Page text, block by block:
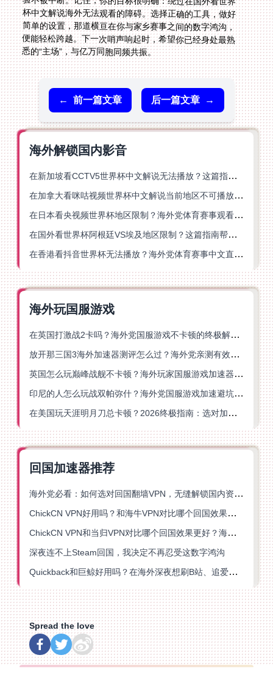
悉的“主场”，与亿万同胞同频共振。
← 前一篇文章 后一篇文章 →
海外解锁国内影音
在新加坡看CCTV5世界杯中文解说无法播放？这篇指南帮你解锁海外体育直播自由
在加拿大看咪咕视频世界杯中文解说当前地区不可播放？这篇指南帮你一键解决
在日本看央视频世界杯地区限制？海外党体育赛事观看终极指南
在国外看世界杯阿根廷VS埃及地区限制？这篇指南帮你搞定中文直播+解说
在香港看抖音世界杯无法播放？海外党体育赛事中文直播终极指南
海外玩国服游戏
在英国打激战2卡吗？海外党国服游戏不卡顿的终极解决方案
放开那三国3海外加速器测评怎么过？海外党亲测有效的国服游戏加速指南
英国怎么玩巅峰战舰不卡顿？海外玩家国服游戏加速器终极指南
印尼的人怎么玩战双帕弥什？海外党国服游戏加速避坑指南
在美国玩天涯明月刀总卡顿？2026终极指南：选对加速器让你丝滑连招
回国加速器推荐
海外党必看：如何选对回国翻墙VPN，无缝解锁国内资源？
ChickCN VPN好用吗？和海牛VPN对比哪个回国效果更好？
ChickCN VPN和当归VPN对比哪个回国效果更好？海外党亲测后选了它
深夜连不上Steam回国，我决定不再忍受这数字鸿沟
Quickback和巨鲸好用吗？在海外深夜想刷B站、追爱奇艺的你，或许正需要这份答案
Spread the love